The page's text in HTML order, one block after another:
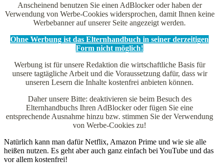
Anscheinend benutzen Sie einen AdBlocker oder haben der
Verwendung von Werbe-Cookies widersprochen, damit Ihnen keine
Werbebanner auf unserer Seite angezeigt werden.
Ohne Werbung ist das Elternhandbuch in seiner derzeitigen
Form nicht möglich!
Werbung ist für unsere Redaktion die wirtschaftliche Basis für
unsere tagtägliche Arbeit und die Voraussetzung dafür, dass wir
unseren Lesern die Inhalte kostenfrei anbieten können.
Daher unsere Bitte: deaktivieren sie beim Besuch des
Elternhandbuchs Ihren AdBlocker oder fügen Sie eine
entsprechende Ausnahme hinzu bzw. stimmen Sie der Verwendung
von Werbe-Cookies zu!
Natürlich kann man dafür Netflix, Amazon Prime und wie sie alle
heißen nutzen. Es geht aber auch ganz einfach bei YouTube und das
vor allem kostenfrei!